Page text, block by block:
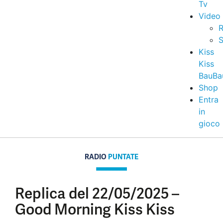
Tv
Video
Kiss
Kiss
Shop
Entra
in
gioco
RADIO PUNTATE
Replica del 22/05/2025 –
Good Morning Kiss Kiss